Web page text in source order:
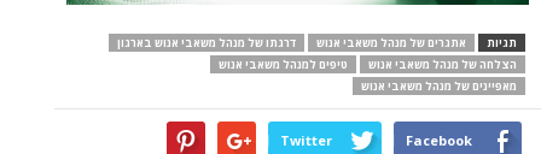
תגיות אתגרים של מנהל משאבי אנוש
דרגתו של מנהל משאבי אנוש בארגון
הצלחה של מנהל משאבי אנוש
טיפים למנהל משאבי אנוש
מאפיינים של מנהל משאבי אנוש
Facebook
Twitter